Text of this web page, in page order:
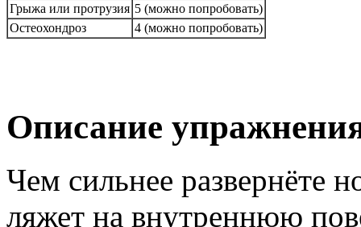
Грыжа или протрузия 5 (можно попробовать)
Остеохондроз
4 (можно попробовать)
Описание
Чем сильнее развернёте
ляжет на внутреннюю